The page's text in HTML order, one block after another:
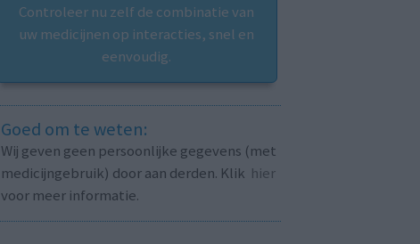
Controleer nu zelf de combinatie van
uw medicijnen op interacties, snel en
eenvoudig.
Goed om te weten:
Wij geven geen persoonlijke gegevens (met
medicijngebruik) door aan derden. Klik hier
voor meer informatie.